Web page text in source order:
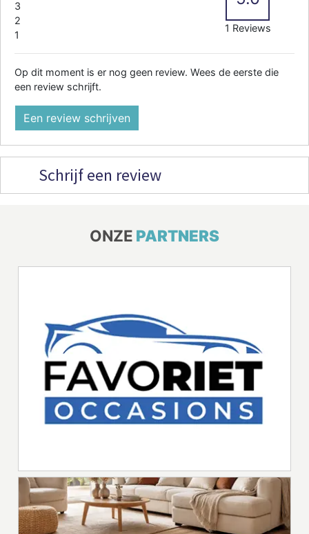
3
2
1
1 Reviews
Op dit moment is er nog geen review. Wees de eerste die
een review schrijft.
Een review schrijven
Schrijf een review
ONZE PARTNERS